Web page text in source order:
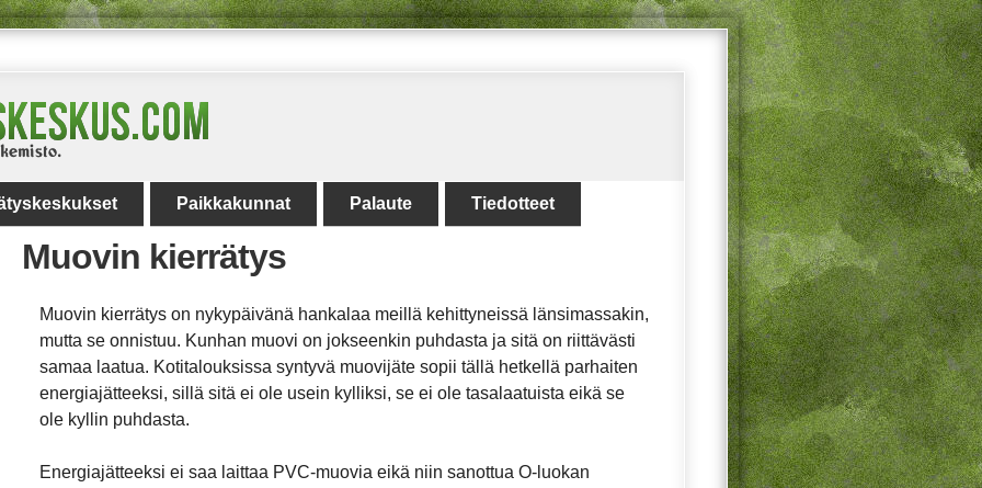
Paikkakunnat Palaute Tiedotteet
Muovin kierrätys
Muovin kierrätys on nykypäivänä hankalaa meillä kehittyneissä länsimassakin,
mutta se onnistuu. Kunhan muovi on jokseenkin puhdasta ja sitä on riittävästi
samaa laatua. Kotitalouksissa syntyvä muovijäte sopii tällä hetkellä parhaiten
energiajätteeksi, sillä sitä ei ole usein kylliksi, se ei ole tasalaatuista eikä se
ole kyllin puhdasta.
Energiajätteeksi ei saa laittaa PVC-muovia eikä niin sanottua O-luokan